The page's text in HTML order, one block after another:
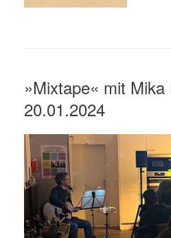
»Mixtape« mit
20.01.2024